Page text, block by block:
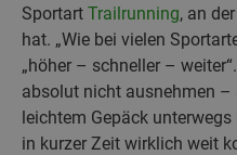
Sportart Trailrunning, an
hat. „Wie bei vielen
„höher – schneller –
absolut nicht ausnehmen
leichtem Gepäck
in kurzer Zeit wirklich weit